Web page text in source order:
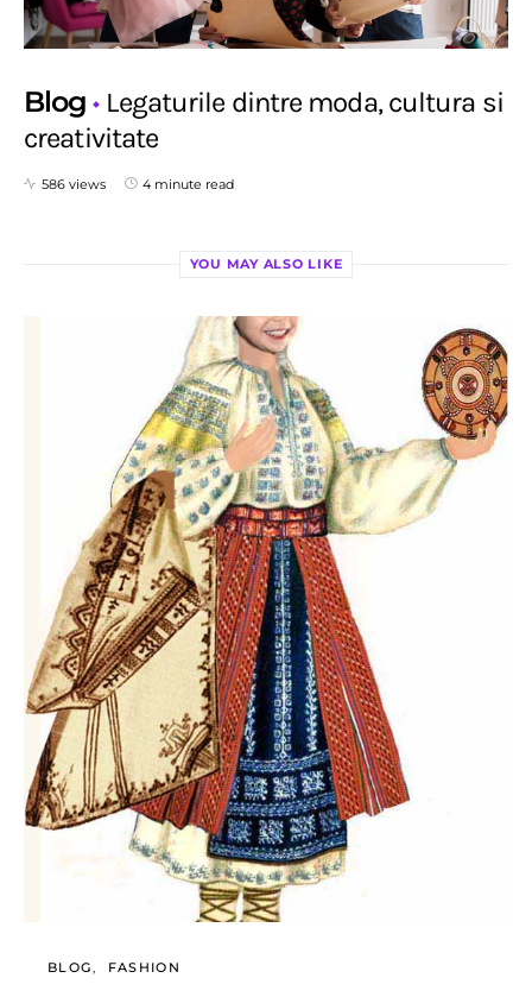
Blog
Legaturile dintre moda, cultura si
creativitate
586 views 4 minute read
YOU MAY ALSO LIKE
BLOG FASHION